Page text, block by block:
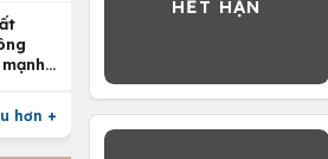
hơn +